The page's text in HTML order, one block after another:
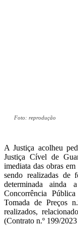
Foto: reprodução
A Justiça acolheu
Justiça Cível de
imediata das obras
sendo realizadas de
determinada ainda
Concorrência
Tomada de Preços
realizados,
(Contrato n.º 199/